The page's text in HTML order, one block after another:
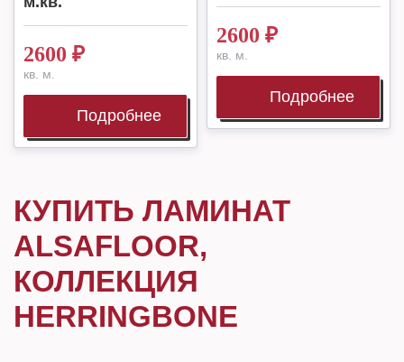
2600 ₽
кв. м.
Подробнее
2600 ₽
кв. м.
Подробнее
КУПИТЬ ЛАМИНАТ
ALSAFLOOR,
КОЛЛЕКЦИЯ
HERRINGBONE